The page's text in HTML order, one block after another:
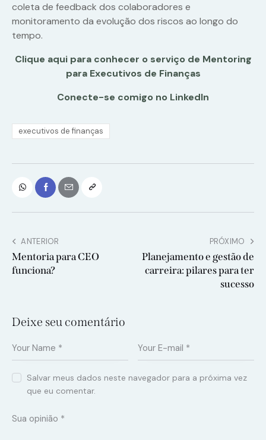
coleta de feedback dos colaboradores e
monitoramento da evolução dos riscos ao longo do
tempo.
Clique aqui para conhecer o serviço de Mentoring
para Executivos de Finanças
Conecte-se comigo no LinkedIn
executivos de finanças
ANTERIOR
Mentoria para CEO
funciona?
PRÓXIMO
Planejamento e gestão de
carreira: pilares para ter
sucesso
Deixe seu comentário
Salvar meus dados neste navegador para a próxima vez
que eu comentar.